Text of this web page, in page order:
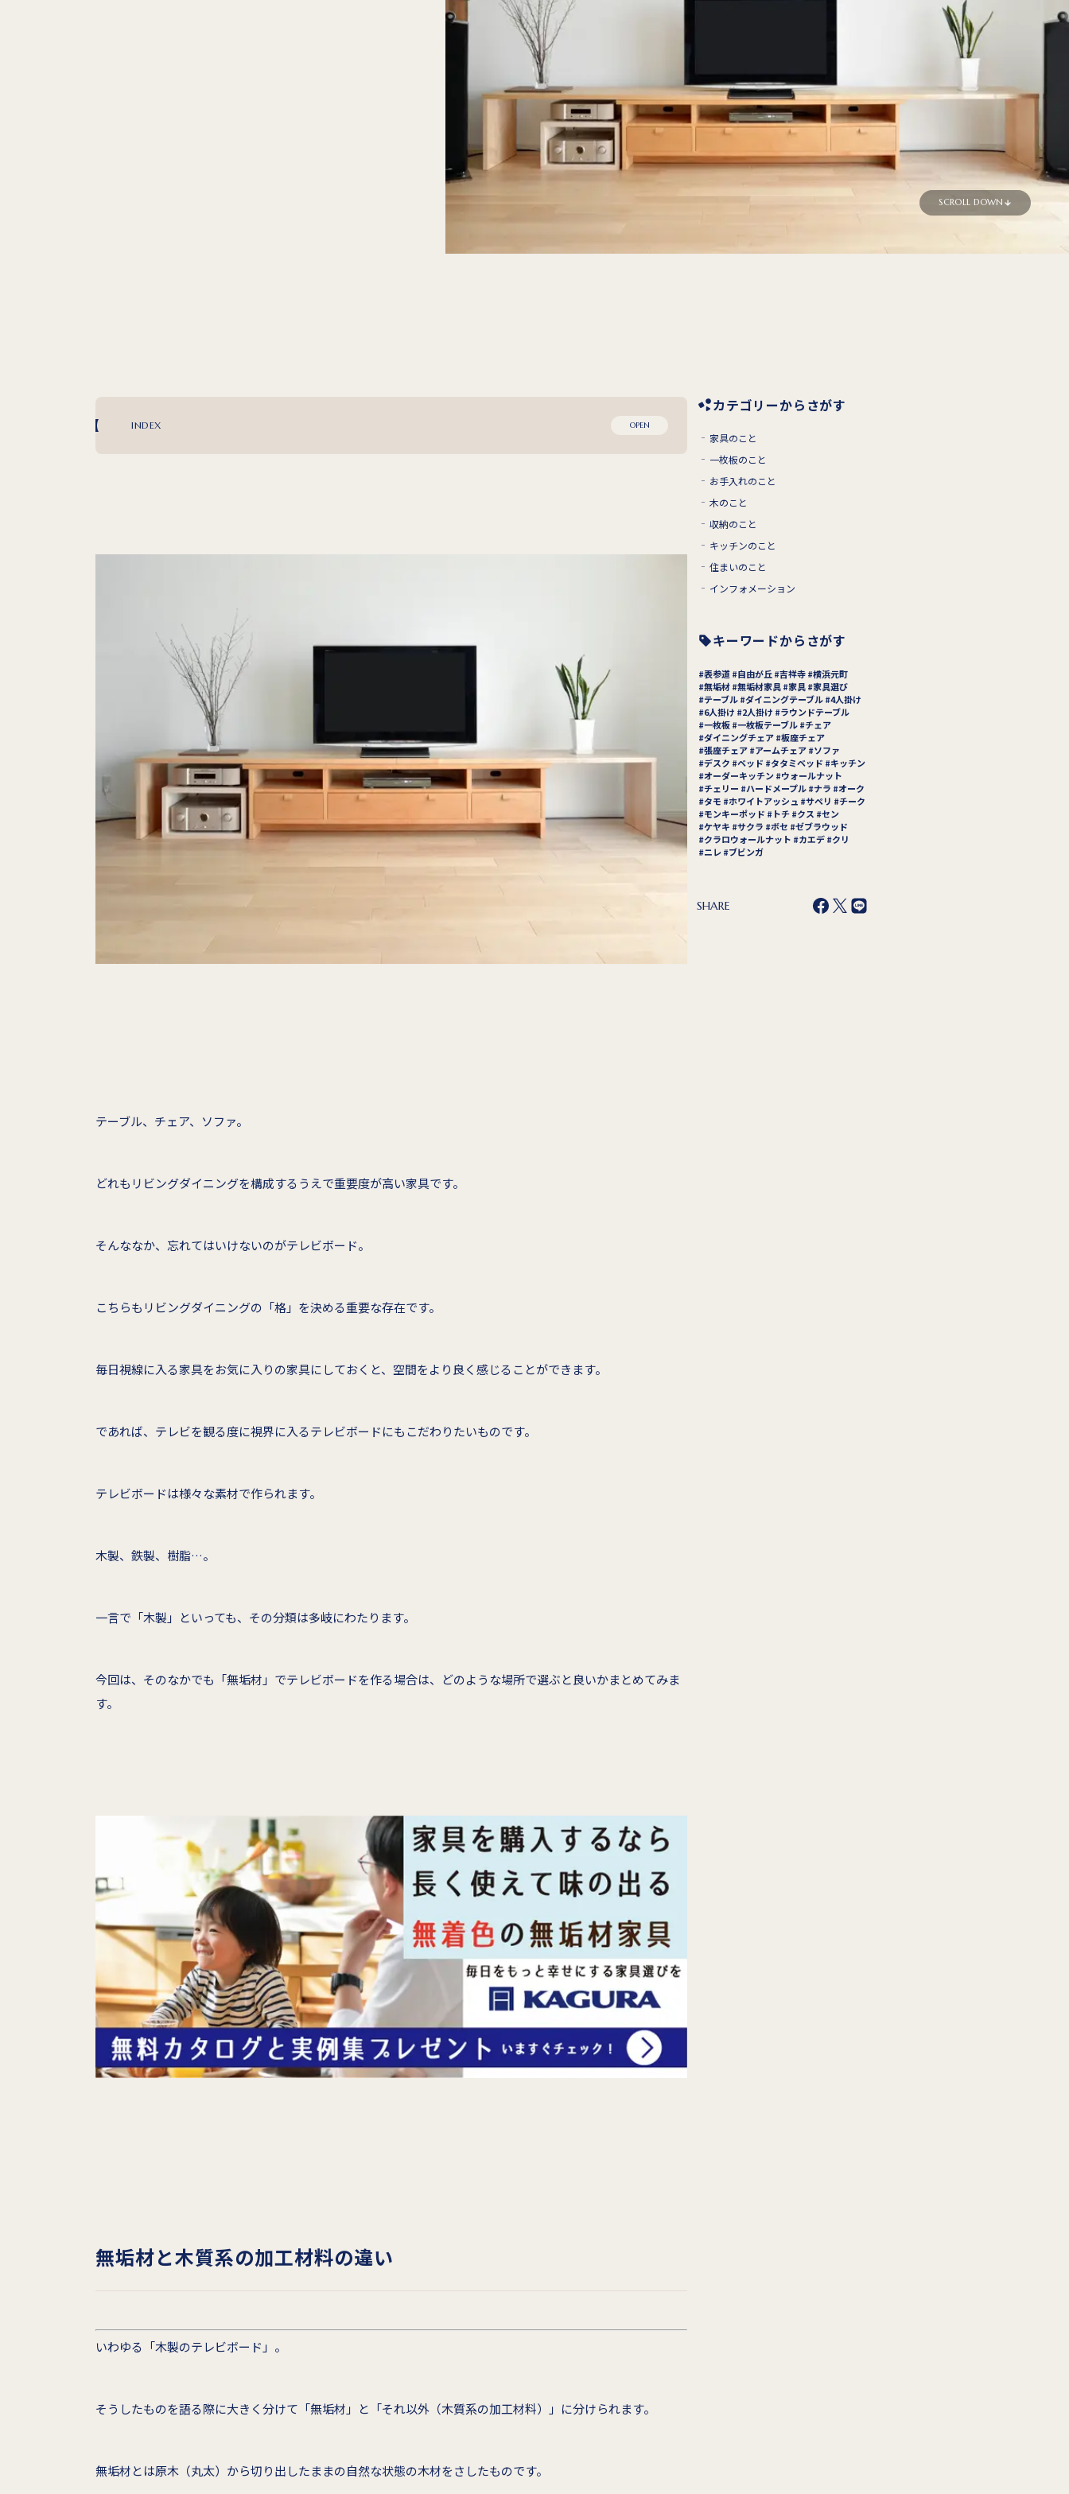
SCROLL DOWN
INDEX OPEN
テーブル、チェア、ソファ。
どれもリビングダイニングを構成するうえで重要度が高い家具です。
そんななか、忘れてはいけないのがテレビボード。
こちらもリビングダイニングの「格」を決める重要な存在です。
毎日視線に入る家具をお気に入りの家具にしておくと、空間をより良く感じることができます。
であれば、テレビを観る度に視界に入るテレビボードにもこだわりたいものです。
テレビボードは様々な素材で作られます。
木製、鉄製、樹脂…。
一言で「木製」といっても、その分類は多岐にわたります。
今回は、そのなかでも「無垢材」でテレビボードを作る場合は、どのような場所で選ぶと良いかまとめてみま
す。
無垢材と木質系の加工材料の違い
いわゆる「木製のテレビボード」。
そうしたものを語る際に大きく分けて「無垢材」と「それ以外（木質系の加工材料）」に分けられます。
無垢材とは原木（丸太）から切り出したままの自然な状態の木材をさしたものです。
カテゴリーからさがす
家具のこと
一枚板のこと
お手入れのこと
木のこと
収納のこと
キッチンのこと
住まいのこと
インフォメーション
キーワードからさがす
表参道 自由が丘 吉祥寺 横浜元町
無垢材 無垢材家具 家具
家具選び
テーブル ダイニングテーブル 4人掛け
6人掛け
2人掛け
ラウンドテーブル
一枚板 一枚板テーブル チェア
ダイニングチェア 板座チェア
張座チェア
アームチェア
ソファ
デスク
ベッド タタミベッド
キッチン
オーダーキッチン
ウォールナット
チェリー
ハードメープル ナラ
オーク
タモ
ホワイトアッシュ サペリ
チーク
モンキーポッド
トチ クス
セン
ケヤキ
サクラ ボセ
ゼブラウッド
クラロウォールナット
カエデ
クリ
ニレ
ブビンガ
SHARE